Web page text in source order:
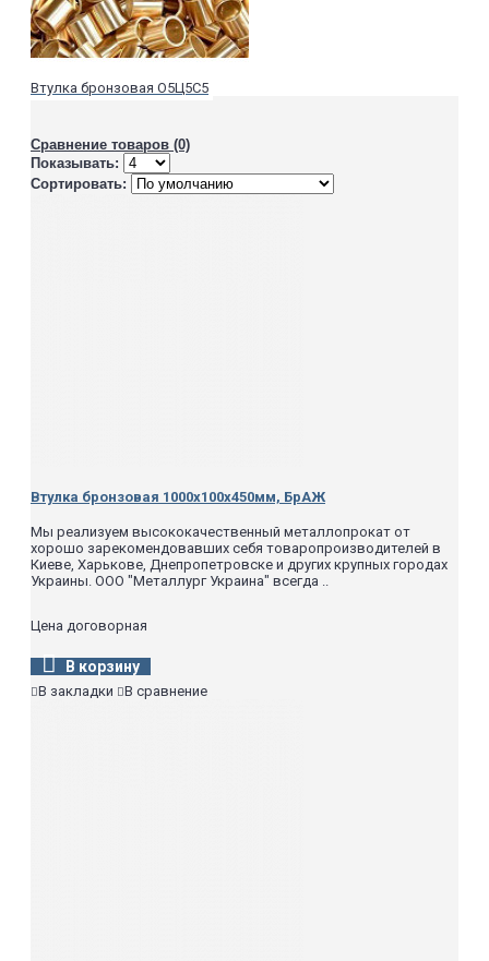
Втулка бронзовая О5Ц5С5
Сравнение товаров (0)
Показывать:
Сортировать:
Втулка бронзовая 1000х100х450мм, БрАЖ
Мы реализуем высококачественный металлопрокат от
хорошо зарекомендовавших себя товаропроизводителей в
Киеве, Харькове, Днепропетровске и других крупных городах
Украины. ООО "Металлург Украина" всегда ..
Цена договорная
В корзину
В закладки В сравнение